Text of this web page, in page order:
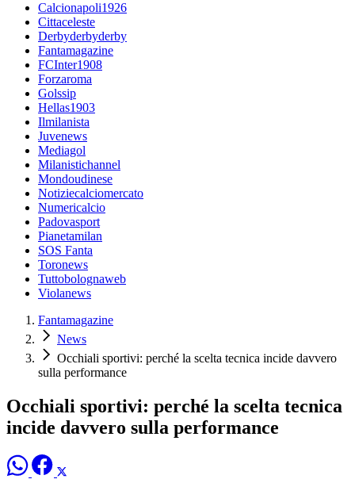
Calcionapoli1926
Cittaceleste
Derbyderbyderby
Fantamagazine
FCInter1908
Forzaroma
Golssip
Hellas1903
Ilmilanista
Juvenews
Mediagol
Milanistichannel
Mondoudinese
Notiziecalciomercato
Numericalcio
Padovasport
Pianetamilan
SOS Fanta
Toronews
Tuttobolognaweb
Violanews
Fantamagazine
News
Occhiali sportivi: perché la scelta tecnica incide davvero
sulla performance
Occhiali sportivi: perché la scelta tecnica
incide davvero sulla performance